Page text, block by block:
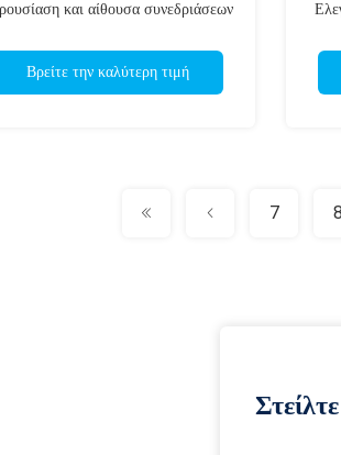
και αίθουσα συνεδριάσεων
Βρείτε την καλύτερη τιμή
7 8